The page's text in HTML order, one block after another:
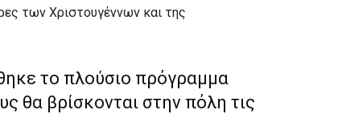
των Χριστουγέννων και της
το πλούσιο πρόγραμμα
θα βρίσκονται στην πόλη τις